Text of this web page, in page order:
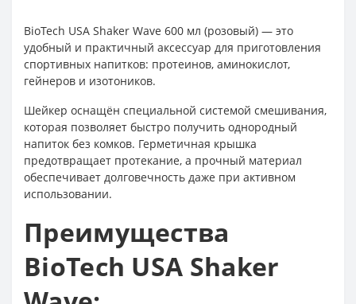
BioTech USA Shaker Wave 600 мл (розовый) — это
удобный и практичный аксессуар для приготовления
спортивных напитков: протеинов, аминокислот,
гейнеров и изотоников.
Шейкер оснащён специальной системой смешивания,
которая позволяет быстро получить однородный
напиток без комков. Герметичная крышка
предотвращает протекание, а прочный материал
обеспечивает долговечность даже при активном
использовании.
Преимущества
BioTech USA Shaker